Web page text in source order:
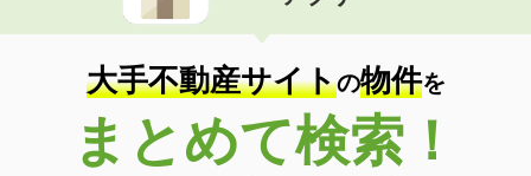
住 所
山形県山形市南四番町
専有面積 34m²
間取り
1LDK
山形県山形市山家町２丁目
価 格
6万円
大手不動産サイトの物件を
まとめて検索！